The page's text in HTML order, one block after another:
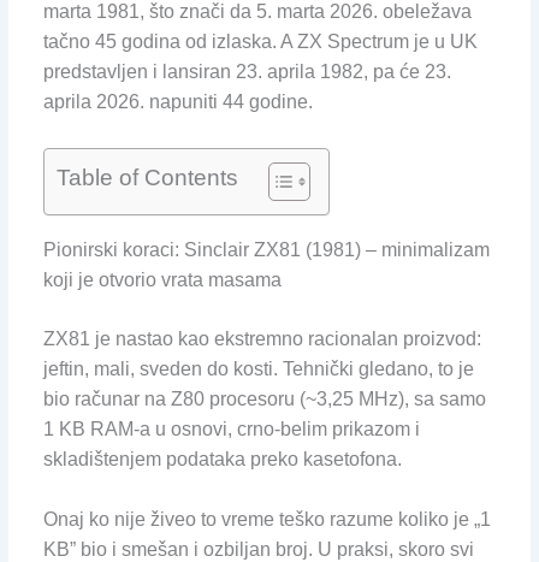
marta 1981, što znači da 5. marta 2026. obeležava
tačno 45 godina od izlaska. A ZX Spectrum je u UK
predstavljen i lansiran 23. aprila 1982, pa će 23.
aprila 2026. napuniti 44 godine.
Table of Contents
Pionirski koraci: Sinclair ZX81 (1981) – minimalizam
koji je otvorio vrata masama
ZX81 je nastao kao ekstremno racionalan proizvod:
jeftin, mali, sveden do kosti. Tehnički gledano, to je
bio računar na Z80 procesoru (~3,25 MHz), sa samo
1 KB RAM-a u osnovi, crno-belim prikazom i
skladištenjem podataka preko kasetofona.
Onaj ko nije živeo to vreme teško razume koliko je „1
KB” bio i smešan i ozbiljan broj. U praksi, skoro svi